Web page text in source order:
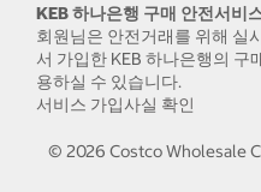
KEB 하나은행 구매 안전서비
회원님은 안전거래를 위해 실
서 가입한 KEB 하나은행의
용하실 수 있습니다.
서비스 가입사실 확인
© 2026 Costco Wholesale